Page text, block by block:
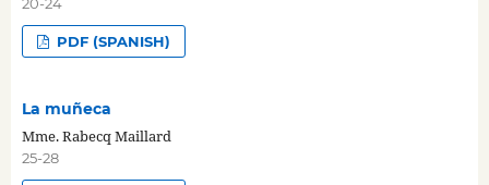
PDF (SPANISH)
La muñeca
Mme. Rabecq Maillard
25-28